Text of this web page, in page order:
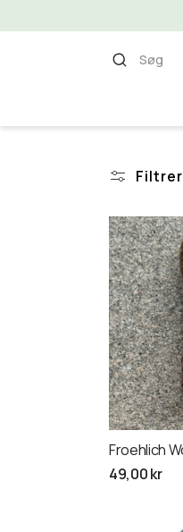
indhold
Søg
Filtrer
Froehlich
Normalpris
49,00 kr